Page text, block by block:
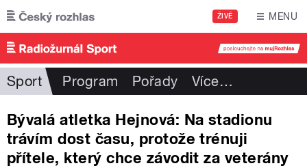
Přejít k hlavnímu obsahu
ŽIVĚ MENU
Sport Program Pořady Více…
Bývalá atletka Hejnová: Na stadionu
trávím dost času, protože trénuji
přítele, který chce závodit za veterány